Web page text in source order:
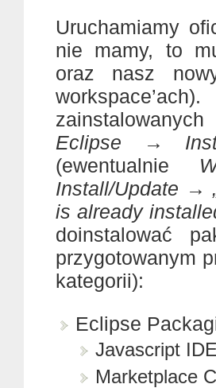
Uruchamiamy
nie mamy, to
oraz nasz
Eclipse →
(ewentualnie
Install/Update →
is already
doinstalować
przygotowanym
kategorii):
Eclipse
Javascript IDE
Marketplace